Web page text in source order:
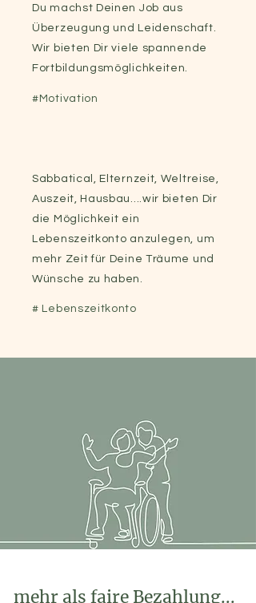
Du machst Deinen Job aus
Überzeugung und Leidenschaft.
Wir bieten Dir viele spannende
Fortbildungsmöglichkeiten.
#Motivation
Sabbatical, Elternzeit, Weltreise,
Auszeit, Hausbau....wir bieten Dir
die Möglichkeit ein
Lebenszeitkonto anzulegen, um
mehr Zeit für Deine Träume und
Wünsche zu haben.
# Lebenszeitkonto
mehr als faire Bezahlung...